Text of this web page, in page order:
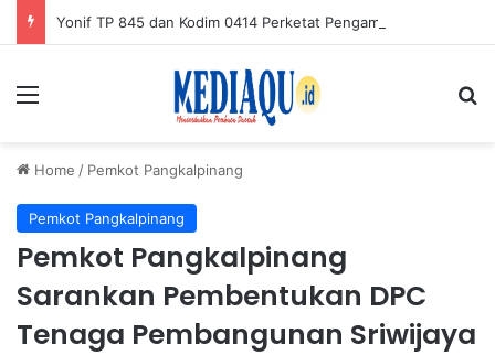
Menu
Home / Pemkot Pangkalpinang
Pemkot Pangkalpinang
Pemkot Pangkalpinang
Sarankan Pembentukan DPC
Tenaga Pembangunan Sriwijaya